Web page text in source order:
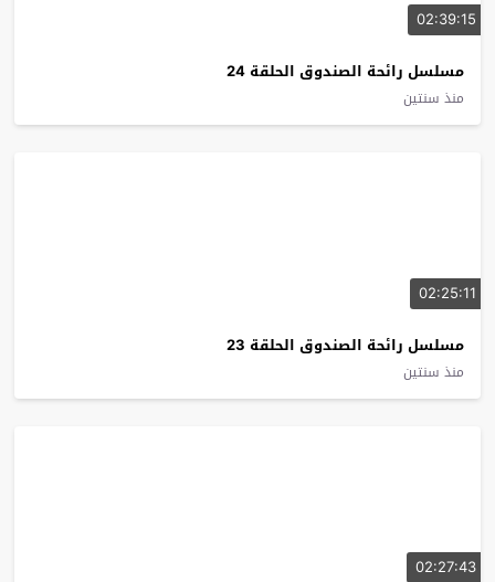
02:39:15
مسلسل رائحة الصندوق الحلقة 24
منذ سنتين
02:25:11
مسلسل رائحة الصندوق الحلقة 23
منذ سنتين
02:27:43